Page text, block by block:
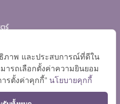
ร์
ภาพ และประสบการณ์ที่ดีใน
ารถเลือกตั้งค่าความยินยอม
รตั้งค่าคุกกี้" นโยบายคุกกี้